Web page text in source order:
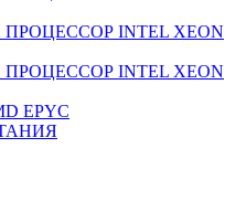
INTEL XEON
INTEL XEON
EPYC